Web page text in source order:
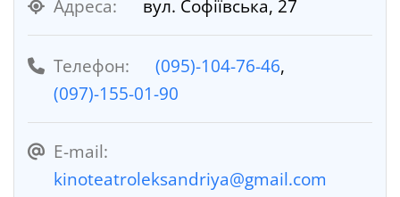
Адреса: вул. Софіївська, 27
Телефон: (095)-104-76-46,
(097)-155-01-90
E-mail:
kinoteatroleksandriya@gmail.com